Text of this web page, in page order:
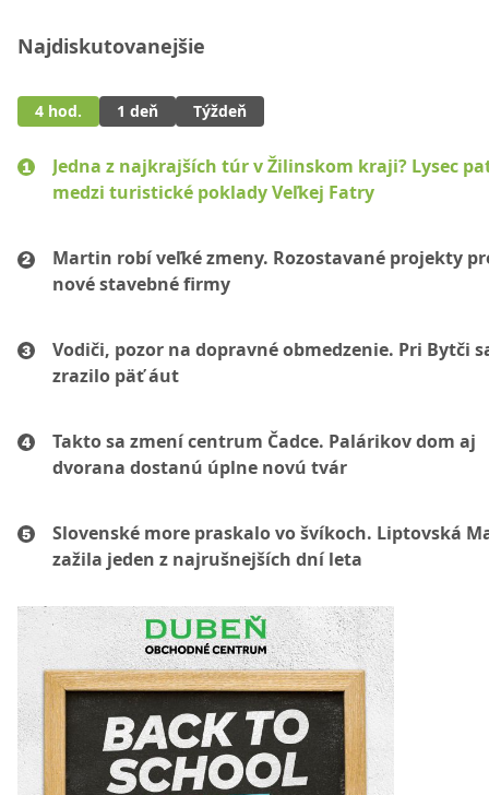
Najdiskutovanejšie
4 hod. 1 deň Týždeň
Jedna z najkrajších túr v Žilinskom kraji? Lysec
medzi turistické poklady Veľkej Fatry
Martin robí veľké zmeny. Rozostavané projekty
nové stavebné firmy
Vodiči, pozor na dopravné obmedzenie. Pri Bytči
zrazilo päť áut
Takto sa zmení centrum Čadce. Palárikov dom aj
dvorana dostanú úplne novú tvár
Slovenské more praskalo vo švíkoch. Liptovská
zažila jeden z najrušnejších dní leta